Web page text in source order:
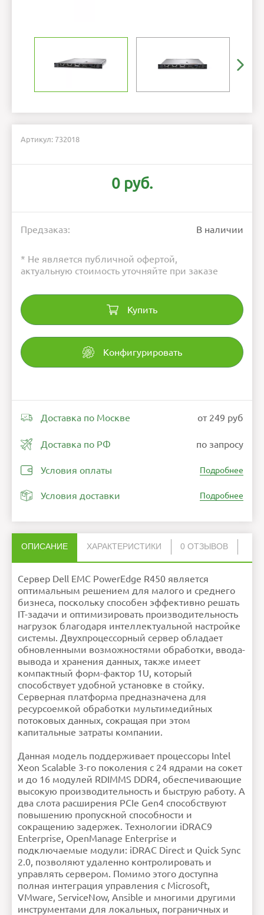
Артикул: 732018
0 руб.
Предзаказ: В наличии
* Не является публичной офертой,
актуальную стоимость уточняйте при заказе
Купить
Конфигурировать
Доставка по Москве от 249 руб
Доставка по РФ по запросу
Условия оплаты Подробнее
Условия доставки Подробнее
ОПИСАНИЕ ХАРАКТЕРИСТИКИ 0 ОТЗЫВОВ
Сервер Dell EMC PowerEdge R450 является
оптимальным решением для малого и среднего
бизнеса, поскольку способен эффективно решать
IT-задачи и оптимизировать производительность
нагрузок благодаря интеллектуальной настройке
системы. Двухпроцессорный сервер обладает
обновленными возможностями обработки, ввода-
вывода и хранения данных, также имеет
компактный форм-фактор 1U, который
способствует удобной установке в стойку.
Серверная платформа предназначена для
ресурсоемкой обработки мультимедийных
потоковых данных, сокращая при этом
капитальные затраты компании.
Данная модель поддерживает процессоры Intel
Xeon Scalable 3-го поколения с 24 ядрами на сокет
и до 16 модулей RDIMMS DDR4, обеспечивающие
высокую производительность и быструю работу. А
два слота расширения PCIe Gen4 способствуют
повышению пропускной способности и
сокращению задержек. Технологии iDRAC9
Enterprise, OpenManage Enterprise и
подключаемые модули: iDRAC Direct и Quick Sync
2.0, позволяют удаленно контролировать и
управлять сервером. Помимо этого доступна
полная интеграция управления с Microsoft,
VMware, ServiceNow, Ansible и многими другими
инструментами для локальных, пограничных и
® третьего поколения ,
каждый из которых имеет
до 24ядер
Операционная
система
Canonical ® Ubuntu ®
Server LTS, Citrix ®
Hypervisor ®, Microsoft ®
Windows Server ®, RedHat
® Enterprise Linux, SUSE ®
Linux Enterprise Server,
Память
Скорость DIMM: До 3200
секундуТип памяти:
RDIMMРазъемы для
модулей памяти: 16
слотов для модулей DDR4
DIMMМаксимальный
объем ОЗУ: RDIMM: 1
Габариты
42,8 х 482 х (4 x 3,5) 734,95
Вес
Безопасность
Микропрограмма с
криптографической
загрузка, Надежное
удаление, Корень доверия
на процессореБлокировка
iDRAC9 Enterprise или
Datacenter), TPM 1.2/2.0
TPM 2.0 NationZ для Китая
Блоки питания
постоянного тока высокого
напряжения, Platinum 800
постоянного тока высокого
напряжения, Titanium 1100
«горячего» подключения
и опциональным полным
резервированием
Контроллеры
запоминающих
Внутренние контроллеры:
PERC H745, H345, HBA355I,
контроллеры: PERC H840,
HBA355EПрограммный
RAID-массив:
S150Внутренняя загрузка:
Boot Optimized Storage
Subsystem (BOSS-S2):
2 твердотельных
накопителя M.2, 240 или
двойной модуль SDПорт
Опциональная
фронтальная панель с ЖК-
дисплеем или
Набор
Набор микросхем серии
Intel ® C620A
Поддержка
Подвижные
ReadyRails™ с
опциональным
держателем кабеля для
(для стоек с резьбовыми
отверстиями требуются
опциональные
кронштейны-
переходники).
направляющие
ReadyRails™ для стоек с
четырьмя и двумя
направляющие с
опциональной планкой
НАПИСАТЬ ОТЗЫВ
Внимание:HTML не поддерживается! Используйте
Рейтинг
Плохо Хорошо
Продолжить